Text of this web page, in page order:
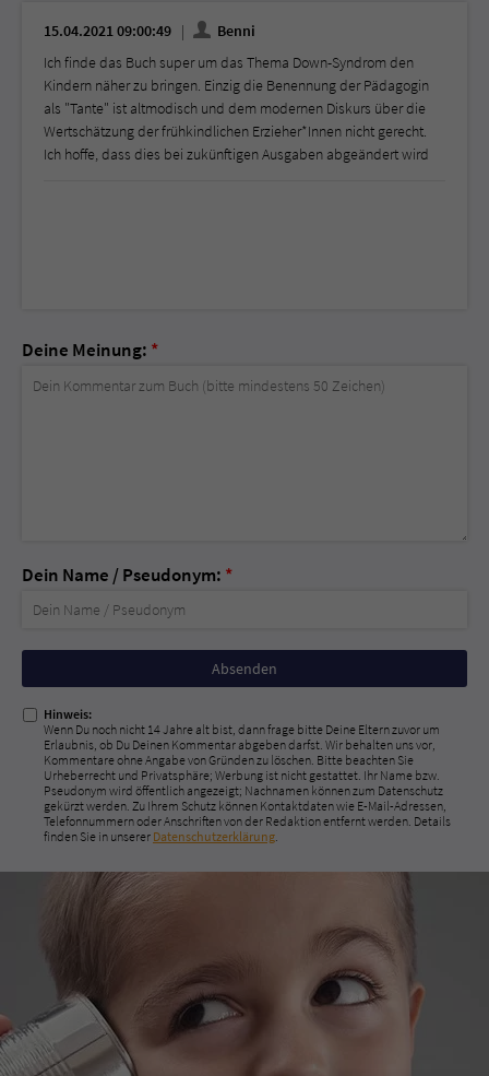
15.04.2021 09:00:49
Benni
Ich finde das Buch super um das Thema Down-Syndrom den
Kindern näher zu bringen. Einzig die Benennung der Pädagogin
als "Tante" ist altmodisch und dem modernen Diskurs über die
Wertschätzung der frühkindlichen Erzieher*Innen nicht gerecht.
Ich hoffe, dass dies bei zukünftigen Ausgaben abgeändert wird
Deine Meinung: *
Dein Name / Pseudonym: *
Nicht
ausfüllen!
Hinweis:
Wenn Du noch nicht 14 Jahre alt bist, dann frage bitte Deine Eltern zuvor um
Erlaubnis, ob Du Deinen Kommentar abgeben darfst. Wir behalten uns vor,
Kommentare ohne Angabe von Gründen zu löschen. Bitte beachten Sie
Urheberrecht und Privatsphäre; Werbung ist nicht gestattet. Ihr Name bzw.
Pseudonym wird öffentlich angezeigt; Nachnamen können zum Datenschutz
gekürzt werden. Zu Ihrem Schutz können Kontaktdaten wie E-Mail-Adressen,
Telefonnummern oder Anschriften von der Redaktion entfernt werden. Details
finden Sie in unserer Datenschutzerklärung.